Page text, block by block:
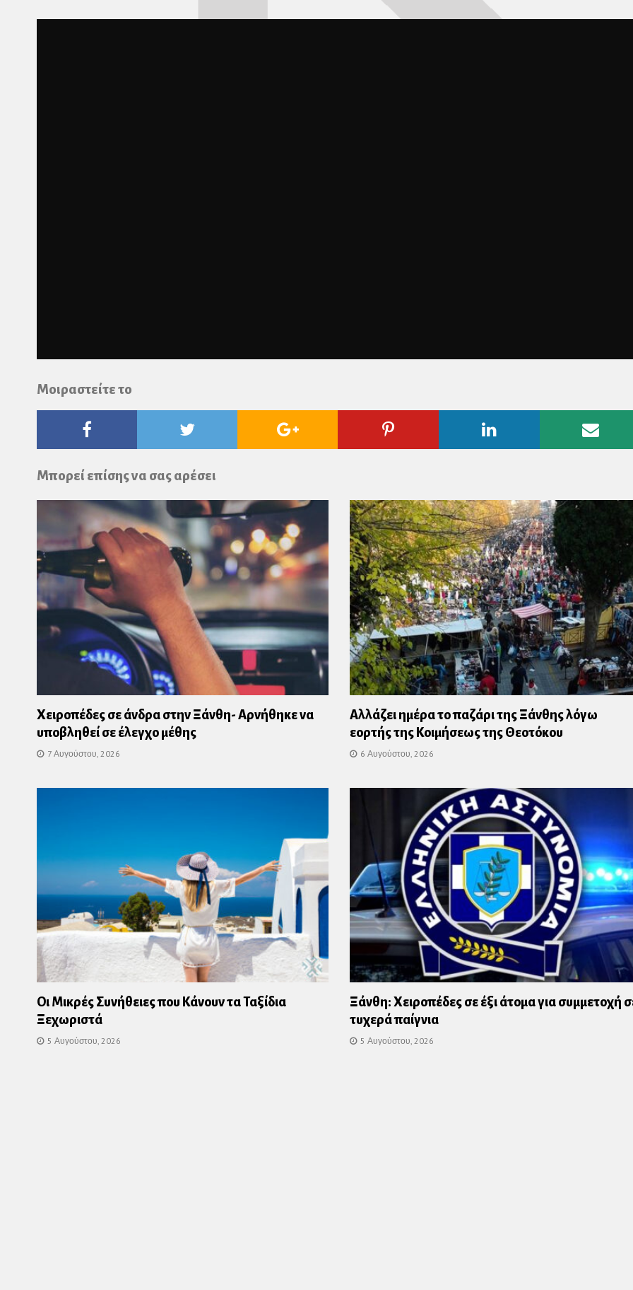
Μοιραστείτε το
Twitter
Google
Pinterest Linkedin
Μπορεί επίσης να σας αρέσει
Χειροπέδες σε άνδρα στην Ξάνθη- Αρνήθηκε να
υποβληθεί σε έλεγχο μέθης
7 Αυγούστου, 2026
Αλλάζει ημέρα το παζάρι της Ξάνθης λόγω
εορτής της Κοιμήσεως της Θεοτόκου
6 Αυγούστου, 2026
Οι Μικρές Συνήθειες που Κάνουν τα Ταξίδια
Ξεχωριστά
5 Αυγούστου, 2026
Ξάνθη: Χειροπέδες σε έξι άτομα για συμμετοχή
τυχερά παίγνια
5 Αυγούστου, 2026